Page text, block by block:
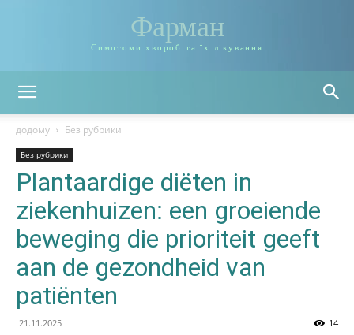
Фарман
Симптоми хвороб та їх лікування
додому Без рубрики
Без рубрики
Plantaardige diëten in
ziekenhuizen: een groeiende
beweging die prioriteit geeft
aan de gezondheid van
patiënten
21.11.2025 14